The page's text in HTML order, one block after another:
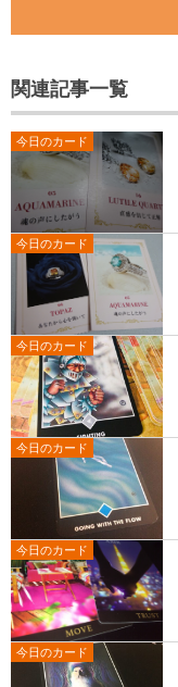
関連記事一覧
今日のカード
今日のカード
今日のカード
今日のカード
今日のカード
今日のカード